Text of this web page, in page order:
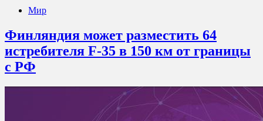
Мир
Финляндия может разместить 64
истребителя F-35 в 150 км от границы
с РФ